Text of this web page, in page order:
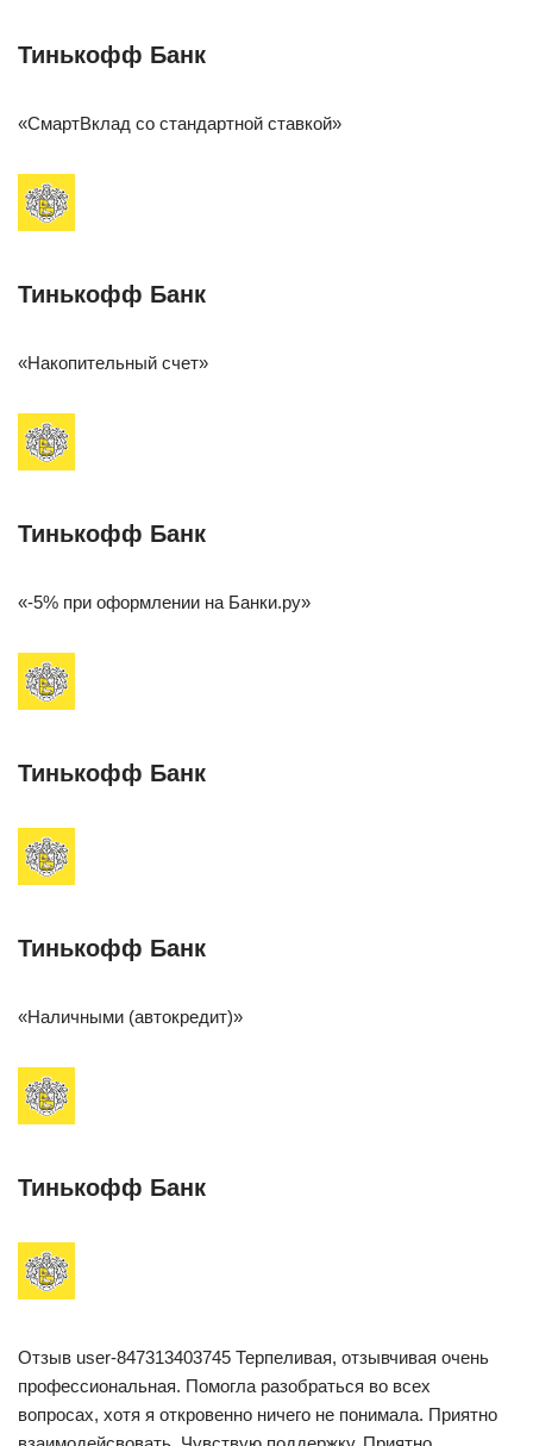
Тинькофф Банк
«СмартВклад со стандартной ставкой»
Тинькофф Банк
«Накопительный счет»
Тинькофф Банк
«-5% при оформлении на Банки.ру»
Тинькофф Банк
Тинькофф Банк
«Наличными (автокредит)»
Тинькофф Банк
Отзыв user-847313403745 Терпеливая, отзывчивая очень
профессиональная. Помогла разобраться во всех
вопросах, хотя я откровенно ничего не понимала. Приятно